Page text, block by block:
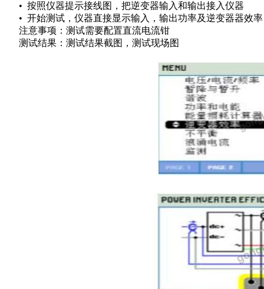
• 按照仪器提示接线图，把逆变器输入和输出接入仪器
• 开始测试，仪器直接显示输入，输出功率及逆变器器效率
注意事项：测试需要配置直流电流钳
测试结果：测试结果截图，测试现场图